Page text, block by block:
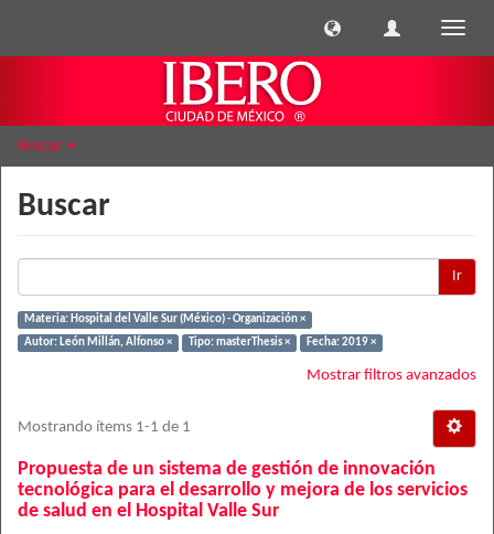
Buscar
Buscar
Ir
Materia: Hospital del Valle Sur (México) - Organización ×
Autor: León Millán, Alfonso ×
Tipo: masterThesis × Fecha: 2019 ×
Mostrar filtros avanzados
Mostrando ítems 1-1 de 1
Propuesta de un sistema de gestión de innovación
tecnológica para el desarrollo y mejora de los servicios
de salud en el Hospital Valle Sur